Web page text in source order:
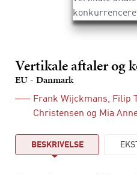
Vertikale aftaler og
EU - Danmark
Frank Wijckmans, Filip
Christensen og Mia
BESKRIVELSE